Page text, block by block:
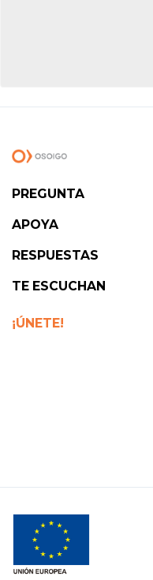
PREGUNTA
APOYA
RESPUESTAS
TE ESCUCHAN
¡ÚNETE!